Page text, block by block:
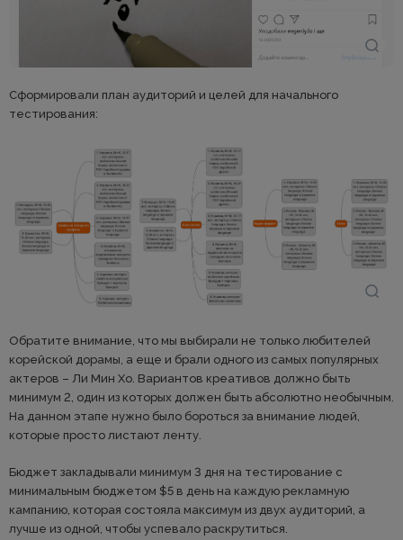
Сформировали план аудиторий и целей для начального
тестирования:
Обратите внимание, что мы выбирали не только любителей
корейской дорамы, а еще и брали одного из самых популярных
актеров – Ли Мин Хо. Вариантов креативов должно быть
минимум 2, один из которых должен быть абсолютно необычным.
На данном этапе нужно было бороться за внимание людей,
которые просто листают ленту.
Бюджет закладывали минимум 3 дня на тестирование с
минимальным бюджетом $5 в день на каждую рекламную
кампанию, которая состояла максимум из двух аудиторий, а
лучше из одной, чтобы успевало раскрутиться.